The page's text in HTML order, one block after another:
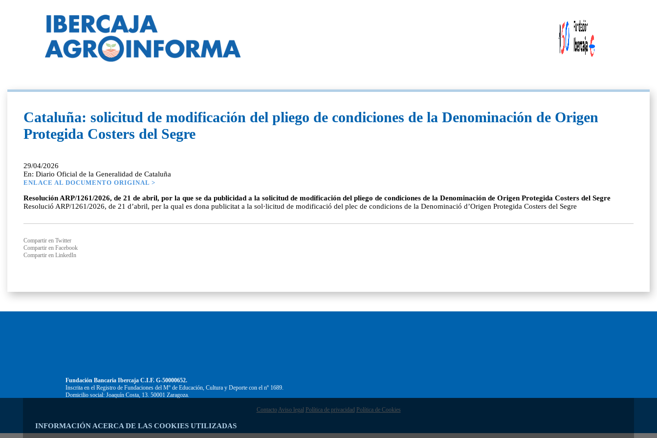
INFORMACIÓN ACERCA DE LAS COOKIES UTILIZADAS
Cataluña: solicitud de modificación del pliego de condiciones de la Denominación de Origen
Protegida Costers del Segre
29/04/2026
En: Diario Oficial de la Generalidad de Cataluña
ENLACE AL DOCUMENTO ORIGINAL >
Resolución ARP/1261/2026, de 21 de abril, por la que se da publicidad a la solicitud de modificación del pliego de condiciones de la Denominación de Origen Protegida Costers del Segre
Resolució ARP/1261/2026, de 21 d’abril, per la qual es dona publicitat a la sol·licitud de modificació del plec de condicions de la Denominació d’Origen Protegida Costers del Segre
Compartir en Twitter
Compartir en Facebook
Compartir en LinkedIn
Fundación Bancaria Ibercaja C.I.F. G-50000652.
Inscrita en el Registro de Fundaciones del Mº de Educación, Cultura y Deporte con el nº 1689.
Domicilio social: Joaquín Costa, 13. 50001 Zaragoza.
Contacto Aviso legal Política de privacidad Política de Cookies